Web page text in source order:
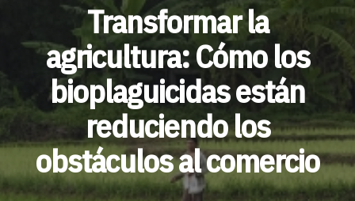
Transformar la
agricultura: Cómo los
bioplaguicidas están
reduciendo los
obstáculos al comercio